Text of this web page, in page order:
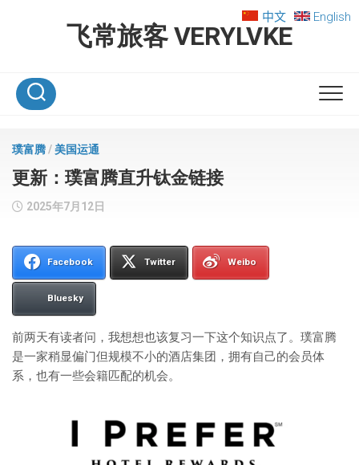
飞常旅客 VERYLVKE
中文 English
璞富腾/美国运通
更新：璞富腾直升钛金链接
2025年7月12日
Facebook Twitter Weibo
Bluesky
前两天有读者问，我想想也该复习一下这个知识点了。璞富腾
是一家稍显偏门但规模不小的酒店集团，拥有自己的会员体
系，也有一些会籍匹配的机会。